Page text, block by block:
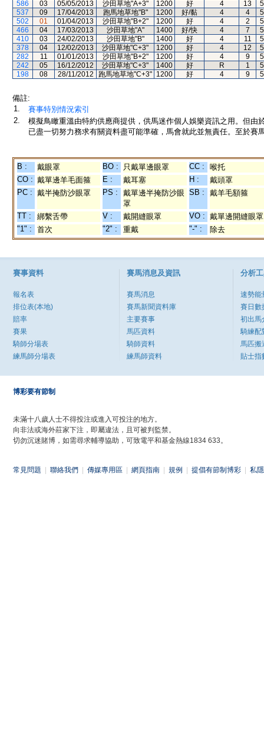
586
03 05/05/2013 沙田草地"A+3" 1200 好 4 13
537
09 17/04/2013 跑馬地草地"B" 1200 好/黏 4 4
502
01 01/04/2013 沙田草地"B+2" 1200 好 4 2
466
04 17/03/2013 沙田草地"A" 1400 好/快 4 7
410
03 24/02/2013 沙田草地"B" 1400 好 4 11
378
04 12/02/2013 沙田草地"C+3" 1200 好 4 12
282
11 01/01/2013 沙田草地"B+2" 1200 好 4 9
242
05 16/12/2012 沙田草地"C+3" 1400 好 R 1
198
08 28/11/2012 跑馬地草地"C+3" 1200 好 4 9
備註:
1.
賽事特別情況索引
2.
模擬鳥瞰重溫由特約供應商提供，供馬迷作個人娛樂資訊之用。但
已盡一切努力務求有關資料盡可能準確，馬會就此並無責任。至於賽
B : 戴眼罩 BO : 只戴單邊眼罩 CC :
喉托
CO : 戴單邊羊毛面箍 E : 戴耳塞 H :
戴頭罩
PC : 戴半掩防沙眼罩 PS :
戴單邊半掩防沙眼
罩
SB : 戴羊毛額箍
TT : 綁繫舌帶 V : 戴開縫眼罩 VO : 戴單邊開縫眼罩
"1" :
首次 "2" : 重戴 "-" : 除去
賽事資料
報名表
排位表(本地)
賠率
賽果
騎師分場表
練馬師分場表
賽馬消息及資訊
賽馬消息
賽馬新聞資料庫
主要賽事
馬匹資料
騎師資料
練馬師資料
分析
速勢能
賽日數
初出馬
騎練配
馬匹搬
貼士指
博彩要有節制
未滿十八歲人士不得投注或進入可投注的地方。
向非法或海外莊家下注，即屬違法，且可被判監禁。
切勿沉迷賭博，如需尋求輔導協助，可致電平和基金熱線1834 633。
常見問題 聯絡我們 傳媒專用區 網頁指南 規例 提倡有節制博彩 私